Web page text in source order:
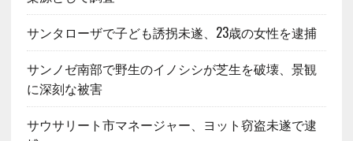
サンタローザで子ども誘拐未遂、23歳の女性を逮捕
サンノゼ南部で野生のイノシシが芝生を破壊、景観
に深刻な被害
サウサリート市マネージャー、ヨット窃盗未遂で逮